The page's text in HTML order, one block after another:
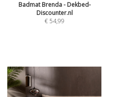
Badmat Brenda - Dekbed-
Discounter.nl
€54,99